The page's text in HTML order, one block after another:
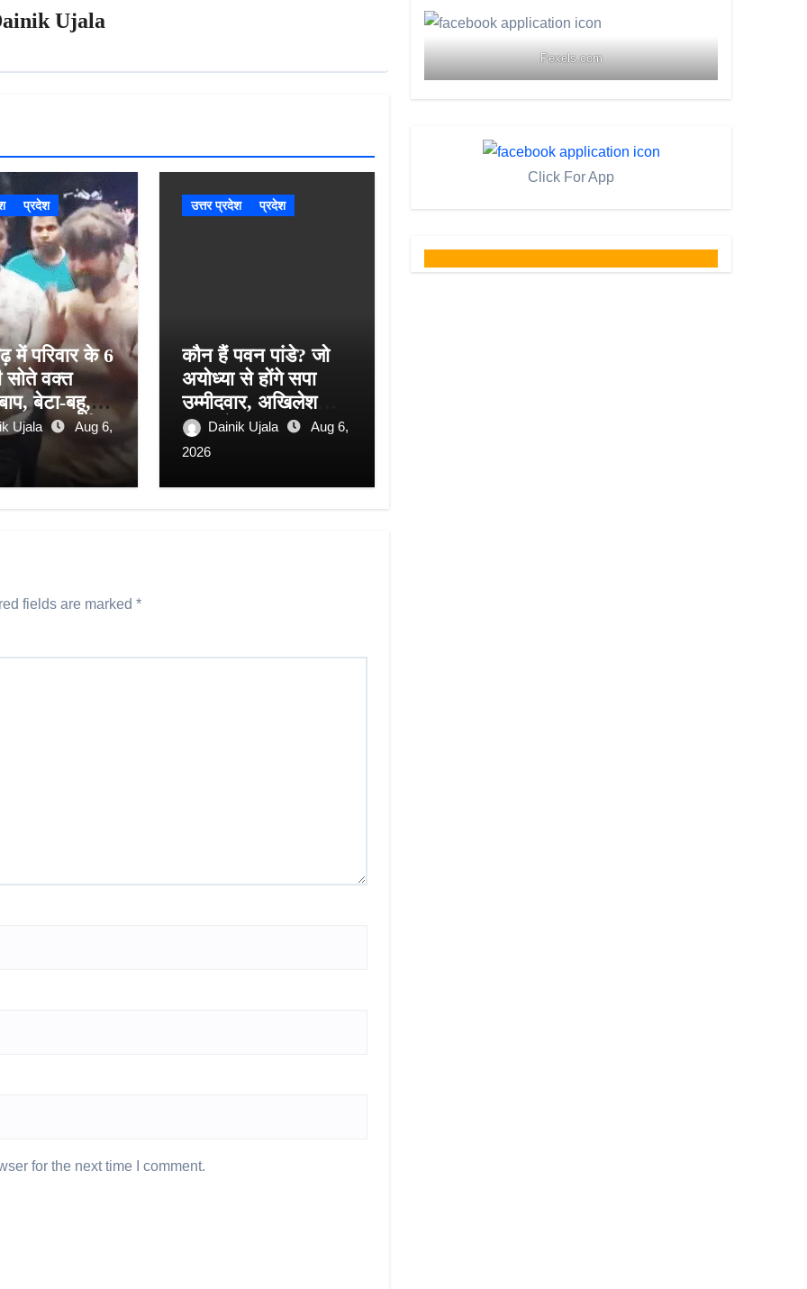
Ujala
प्रदेश
में परिवार के 6
सोते वक्त
बेटा-बहू, 2
ढहा, कई
में दबे…चीख
Ujala
Aug 6,
उत्तर प्रदेश प्रदेश
कौन हैं पवन पांडे? जो
अयोध्या से होंगे सपा
उम्मीदवार, अखिलेश
यादव ने की जमकर
तारीफ
Dainik Ujala
Aug 6,
2026
fields are marked *
for the next time I comment.
Pexels.com
Click For App